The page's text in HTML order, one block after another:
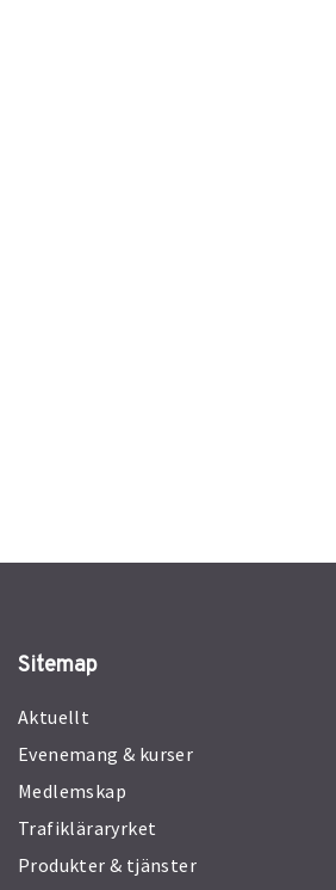
Sitemap
Aktuellt
Evenemang & kurser
Medlemskap
Trafikläraryrket
Produkter & tjänster